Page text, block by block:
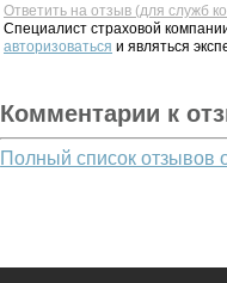
Ответить на отзыв (для служб
Специалист страховой
авторизоваться и являться
Комментарии к
Полный список отзывов